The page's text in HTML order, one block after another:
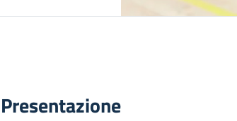
Presentazione